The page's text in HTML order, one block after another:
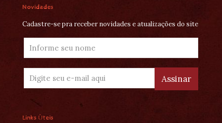
Novidades
Cadastre-se pra receber novidades e atualizações do site
Links Úteis